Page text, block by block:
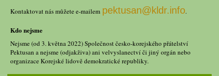
Kontaktovat nás můžete e-mailem pektusan@kldr.info.
Kdo nejsme
Nejsme (od 3. května 2022) Společnost česko-korejského přátelství
Pektusan a nejsme (odjakživa) ani velvyslanectví či jiný orgán nebo
organizace Korejské lidově demokratické republiky.